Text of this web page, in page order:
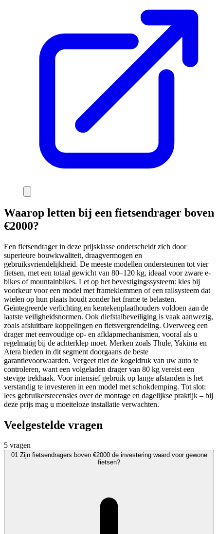
Waarop letten bij een fietsendrager boven
€2000?
Een fietsendrager in deze prijsklasse onderscheidt zich door
superieure bouwkwaliteit, draagvermogen en
gebruiksvriendelijkheid. De meeste modellen ondersteunen tot vier
fietsen, met een totaal gewicht van 80–120 kg, ideaal voor zware e-
bikes of mountainbikes. Let op het bevestigingssysteem: kies bij
voorkeur voor een model met frameklemmen of een railsysteem dat
wielen op hun plaats houdt zonder het frame te belasten.
Geïntegreerde verlichting en kentekenplaathouders voldoen aan de
laatste veiligheidsnormen. Ook diefstalbeveiliging is vaak aanwezig,
zoals afsluitbare koppelingen en fietsvergrendeling. Overweeg een
drager met eenvoudige op- en afklapmechanismen, vooral als u
regelmatig bij de achterklep moet. Merken zoals Thule, Yakima en
Atera bieden in dit segment doorgaans de beste
garantievoorwaarden. Vergeet niet de kogeldruk van uw auto te
controleren, want een volgeladen drager van 80 kg vereist een
stevige trekhaak. Voor intensief gebruik op lange afstanden is het
verstandig te investeren in een model met schokdemping. Tot slot:
lees gebruikersrecensies over de montage en dagelijkse praktijk – bij
deze prijs mag u moeiteloze installatie verwachten.
Veelgestelde vragen
5 vragen
01 Zijn fietsendragers boven €2000 de investering waard voor gewone
fietsen?